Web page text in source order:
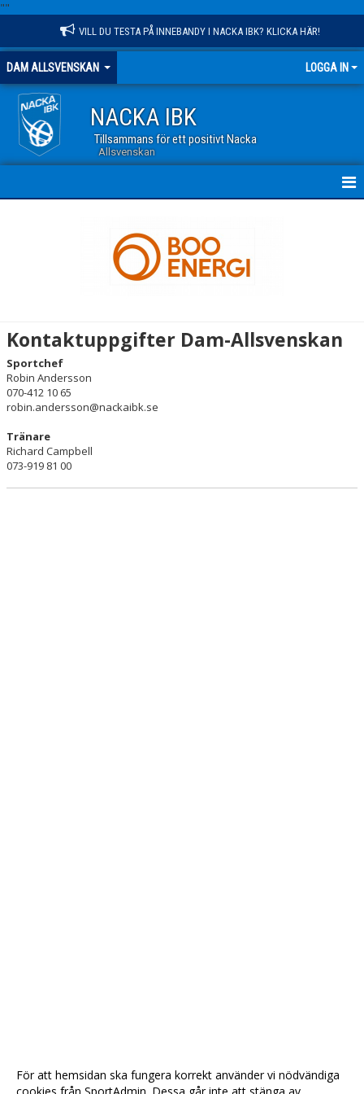
""
VILL DU TESTA PÅ INNEBANDY I NACKA IBK? KLICKA HÄR!
DAM ALLSVENSKAN LOGGA IN
NACKA IBK
Tillsammans för ett positivt Nacka
Allsvenskan
KONTAKT
Kontaktuppgifter Dam-Allsvenskan
Sportchef
Robin Andersson
070-412 10 65
robin.andersson@nackaibk.se
Tränare
Richard Campbell
073-919 81 00
För att hemsidan ska fungera korrekt använder vi nödvändiga